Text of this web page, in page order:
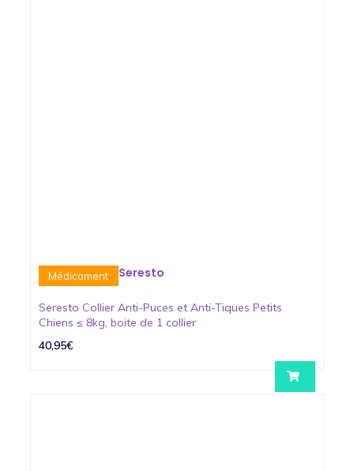
Médicament Seresto
Seresto Collier Anti-Puces et Anti-Tiques Petits
Chiens ≤ 8kg, boite de 1 collier
40,95€